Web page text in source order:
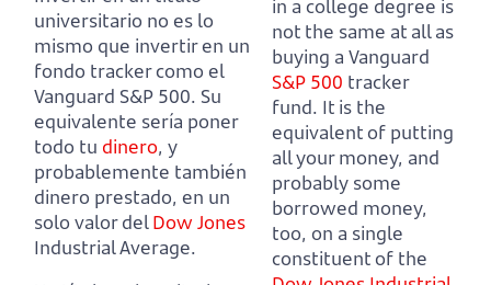
universitario no es lo
mismo que invertir en un
fondo tracker como el
Vanguard S&P 500. Su
equivalente sería poner
todo tu dinero, y
probablemente también
dinero prestado, en un
solo valor delDow Jones
Industrial Average.
in a college degree is
not the same at all as
buying a Vanguard
S&P 500 tracker
fund. It is the
equivalent of putting
all your money, and
probably some
borrowed money,
too, on a single
constituent of the